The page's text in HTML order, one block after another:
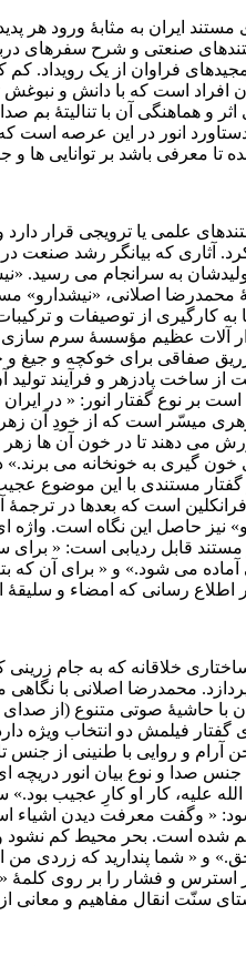
خبری و جنگی تا میانه های دهۀ 30 با
فراوان از یک رویداد.
افراد است که با دانش و نبوغش
و هماهنگی آن با تنالیتۀ بم
انور در این عرصه است
علمی یا ترویجی قرار
پیدا کرد. آثاری که بیانگر رشد
به سرانجام می رسید.
محمدرضا اصلانی،
به کارگیری از توصیفات و
آلات عظیم مؤسسۀ سرم
نیز تزریق صفاقی برای خوکچه
ساخت پادزهر و فرآیند تولید
میسّر است که از خودِ آن
می دهند تا در خون آن ها زهر
گیری به خونخانه می برند.»
مستندی با این موضوع
فرانکلین است که بعدها در
نیز حاصل این نگاه است. واژه
مستند قابل ردیابی است: «
می شود.» و « برای آن که
اطلاع رسانی که امضاء و
ساختاری خلاقانه که به جام
محمدرضا اصلانی با
با حاشیۀ صوتی متنوع (از
گفتار فیلمش دو انتخاب ویژه
آرام و روایی با طنینی از
صدا و نوع بیان انور
علیه، کار او کارِ عجیب
« وگفت معرفت دیدن
است. بحر محیط کم نشود و
و « شما پندارید که زردی
و فشار را بر روی کلمۀ
سنّت انقال مفاهیم و